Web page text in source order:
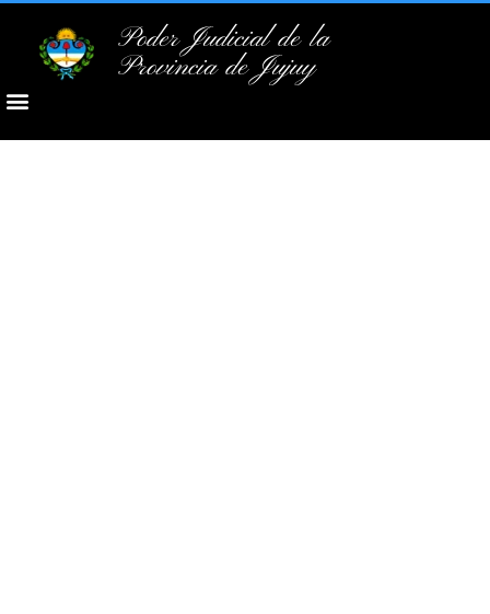
Poder Judicial de la
Provincia de Jujuy